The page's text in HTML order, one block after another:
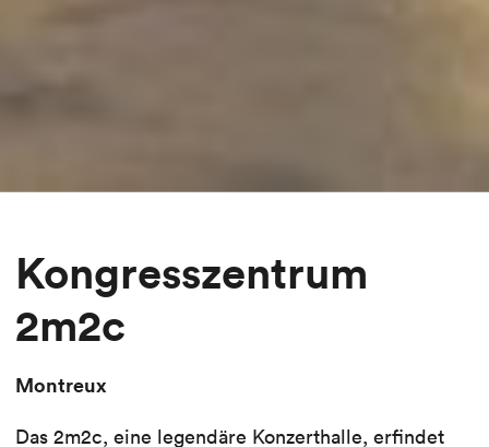
Kongresszentrum
2m2c
Montreux
Das 2m2c, eine legendäre Konzerthalle, erfindet